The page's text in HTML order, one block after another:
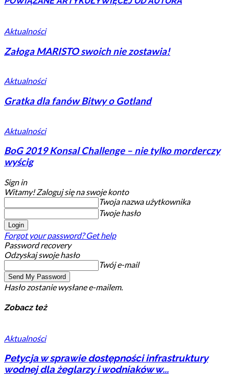
Aktualności
Załoga MARISTO swoich nie zostawia!
Aktualności
Gratka dla fanów Bitwy o Gotland
Aktualności
BoG 2019 Konsal Challenge – nie tylko morderczy
wyścig
Sign in
Witamy! Zaloguj się na swoje konto
Twoja nazwa użytkownika
Twoje hasło
Forgot your password? Get help
Password recovery
Odzyskaj swoje hasło
Twój e-mail
Hasło zostanie wysłane e-mailem.
Zobacz też
Aktualności
Petycja w sprawie dostępności infrastruktury
wodnej dla żeglarzy i wodniaków w...